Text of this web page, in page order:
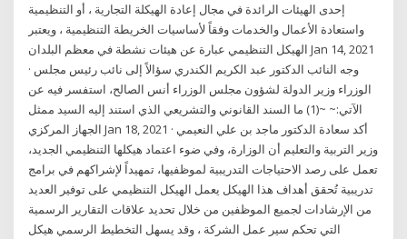
إحدى الهيئات الرائدة في مجال إعادة الهيكلة التجارية ، أو التنظيمية
واستعادة الأعمال والخدمات وفقاً لأساسيات الخريطة التنظيمية ، ويعتبر
الهيكل التنظيمي عبارة عن هيئات نشطة في معظم البلدان Jan 14, 2021
· وجه النائب الدكتور عبد الكريم الكندري سؤالاً إلى نائب رئيس مجلس
الوزراء وزير الدولة لشؤون مجلس الوزراء أنس الصالح، استفسر فيه عن
الآتي:~ ~(1) ما السند القانوني والتشريعي الذي استند إليه السيد ممثل
الجهاز المركزي Jan 18, 2021 · أكد سعادة الدكتور ماجد بن علي النعيمي
وزير التربية والتعليم أن الوزارة، وفي ضوء اعتماد هيكلها التنظيمي الجديد،
تعمل على رصد الاحتياجات التدريبية لموظفيها، تمهيداً لإشراكهم في برامج
تدريبية تُحقق أهداف هذا الهيكل يعمل الهيكل التنظيمي على توفير العديد
من الإرشادات لجميع الموظفين من خلال تحديد علاقات التقارير الرسمية
التي تحكم سير عمل الشركة ، وقد يسهل التخطيط الرسمي هيكل